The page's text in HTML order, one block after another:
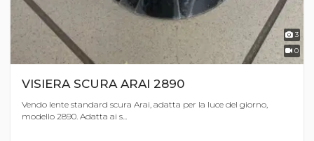
3
0
VISIERA SCURA ARAI 2890
Vendo lente standard scura Arai, adatta per la luce del giorno,
modello 2890. Adatta ai s...